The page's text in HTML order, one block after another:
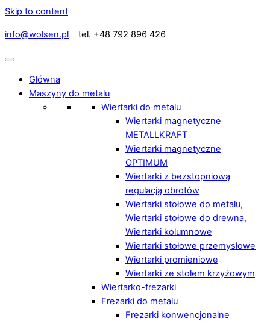
Skip to content
info@wolsen.pl tel. +48 792 896 426
Główna
Maszyny do metalu
Wiertarki do metalu
Wiertarki magnetyczne
METALLKRAFT
Wiertarki magnetyczne
OPTIMUM
Wiertarki z bezstopniową
regulacją obrotów
Wiertarki stołowe do metalu,
Wiertarki stołowe do drewna,
Wiertarki kolumnowe
Wiertarki stołowe przemysłowe
Wiertarki promieniowe
Wiertarki ze stołem krzyżowym
Wiertarko-frezarki
Frezarki do metalu
Frezarki konwencjonalne